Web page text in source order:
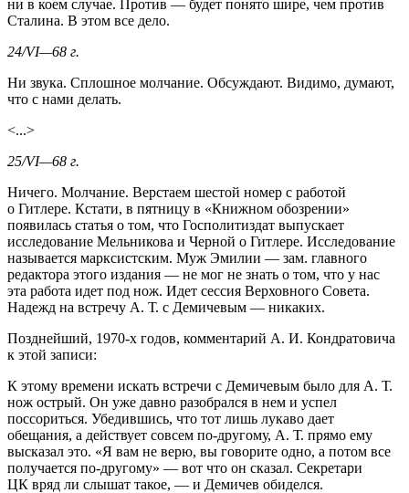
ни в коем случае. Против — будет понято шире, чем против
Сталина. В этом все дело.
24/VI—68 г.
Ни звука. Сплошное молчание. Обсуждают. Видимо, думают,
что с нами делать.
<...>
25/VI—68 г.
Ничего. Молчание. Верстаем шестой номер с работой
о Гитлере. Кстати, в пятницу в «Книжном обозрении»
появилась статья о том, что Госполитиздат выпускает
исследование Мельникова и Черной о Гитлере. Исследование
называется марксистским. Муж Эмилии — зам. главного
редактора этого издания — не мог не знать о том, что у нас
эта работа идет под нож. Идет сессия Верховного Совета.
Надежд на встречу А. Т. с Демичевым — никаких.
Позднейший, 1970-х годов, комментарий А. И. Кондратовича
к этой записи:
К этому времени искать встречи с Демичевым было для А. Т.
нож острый. Он уже давно разобрался в нем и успел
поссориться. Убедившись, что тот лишь лукаво дает
обещания, а действует совсем по-другому, А. Т. прямо ему
высказал это. «Я вам не верю, вы говорите одно, а потом все
получается по-другому» — вот что он сказал. Секретари
ЦК вряд ли слышат такое, — и Демичев обиделся.